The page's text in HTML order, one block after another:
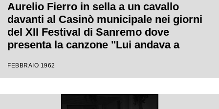
Aurelio Fierro in sella a un cavallo
davanti al Casinò municipale nei giorni
del XII Festival di Sanremo dove
presenta la canzone "Lui andava a
FEBBRAIO 1962